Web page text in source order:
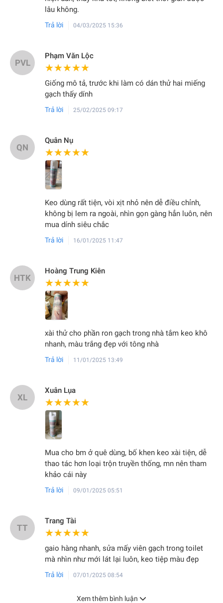
lâu không.
Trả lời 04/03/2025 15:36
PVL
Phạm Văn Lộc
★★★★★
★★★★★
Giống mô tả, trước khi làm có dán thử hai miếng
gạch thấy dính
Trả lời 25/02/2025 09:17
QN
Quân Nụ
★★★★★
★★★★★
Keo dùng rất tiện, vòi xịt nhỏ nên dễ điều chỉnh,
không bị lem ra ngoài, nhìn gọn gàng hẳn luôn, nên
mua dính siêu chắc
Trả lời 16/01/2025 11:47
HTK
Hoàng Trung Kiên
★★★★★
★★★★★
xài thử cho phần ron gạch trong nhà tắm keo khô
nhanh, màu trắng đẹp với tông nhà
Trả lời 11/01/2025 13:49
XL
Xuân Lụa
★★★★★
★★★★★
Mua cho bm ở quê dùng, bố khen keo xài tiện, dễ
thao tác hơn loại trộn truyền thống, mn nên tham
khảo cái này
Trả lời 09/01/2025 05:51
TT
Trang Tài
★★★★★
★★★★★
gaio hàng nhanh, sửa mấy viên gạch trong toilet
mà nhìn như mới lát lại luôn, keo tiệp màu đẹp
Trả lời 07/01/2025 08:54
Xem thêm bình luận